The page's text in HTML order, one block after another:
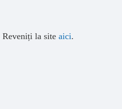
Reveniți la site aici.